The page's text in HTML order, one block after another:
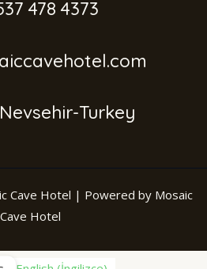
478 4373
Turkey
Cave Hotel | Powered by Mosaic
Cave Hotel